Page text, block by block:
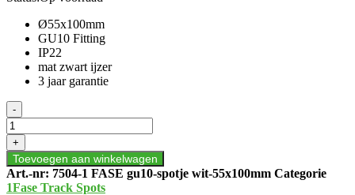
Ø55x100mm
GU10 Fitting
IP22
mat zwart ijzer
3 jaar garantie
1-
FASE
RAILARMATUUR
GU10-
FITTING
aantal
-
+
Toevoegen aan winkelwagen
Art.-nr: 7504-1 FASE gu10-spotje wit-55x100mm Categorie
1Fase Track Spots